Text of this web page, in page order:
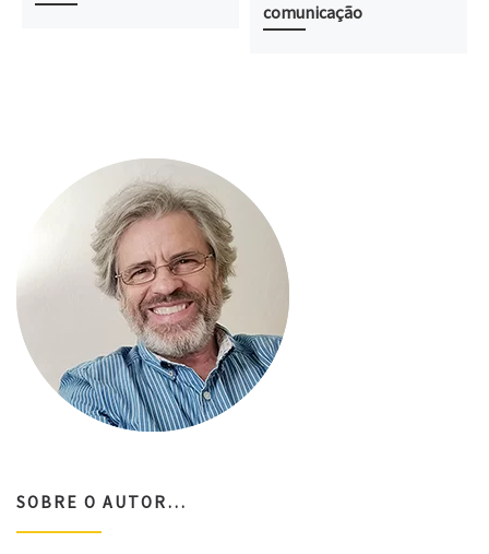
comunicação
SOBRE O AUTOR…